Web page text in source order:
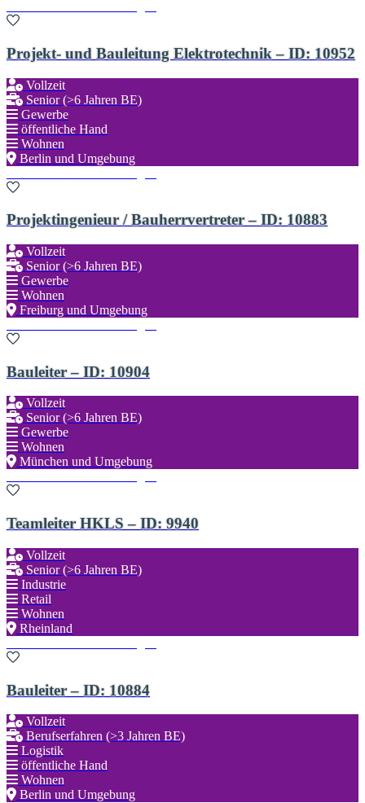
Projekt- und Bauleitung Elektrotechnik – ID: 10952
Vollzeit
Senior (>6 Jahren BE)
Gewerbe
öffentliche Hand
Wohnen
Berlin und Umgebung
Projektingenieur / Bauherrvertreter – ID: 10883
Vollzeit
Senior (>6 Jahren BE)
Gewerbe
Wohnen
Freiburg und Umgebung
Bauleiter – ID: 10904
Vollzeit
Senior (>6 Jahren BE)
Gewerbe
Wohnen
München und Umgebung
Teamleiter HKLS – ID: 9940
Vollzeit
Senior (>6 Jahren BE)
Industrie
Retail
Wohnen
Rheinland
Bauleiter – ID: 10884
Vollzeit
Berufserfahren (>3 Jahren BE)
Logistik
öffentliche Hand
Wohnen
Berlin und Umgebung